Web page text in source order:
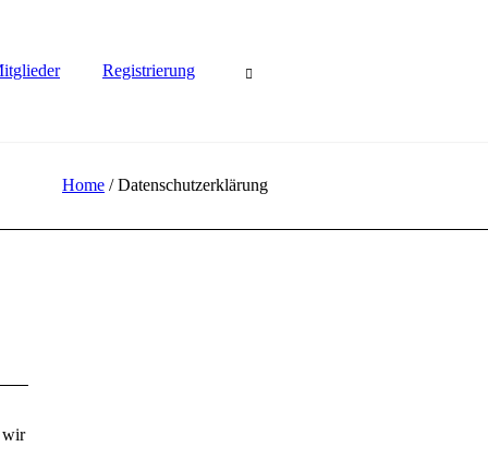
Registrierung
Home /Datenschutzerklärung
wir